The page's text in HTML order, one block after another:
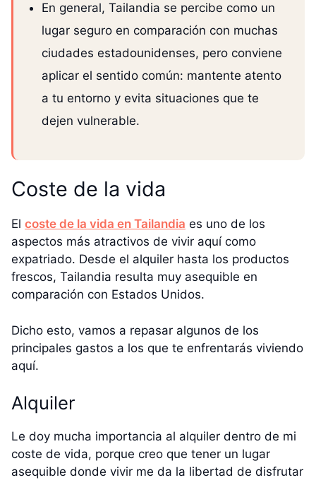
En general, Tailandia se percibe como un
lugar seguro en comparación con muchas
ciudades estadounidenses, pero conviene
aplicar el sentido común: mantente atento
a tu entorno y evita situaciones que te
dejen vulnerable.
Coste de la vida
El coste de la vida en Tailandia es uno de los
aspectos más atractivos de vivir aquí como
expatriado. Desde el alquiler hasta los productos
frescos, Tailandia resulta muy asequible en
comparación con Estados Unidos.
Dicho esto, vamos a repasar algunos de los
principales gastos a los que te enfrentarás viviendo
aquí.
Alquiler
Le doy mucha importancia al alquiler dentro de mi
coste de vida, porque creo que tener un lugar
asequible donde vivir me da la libertad de disfrutar